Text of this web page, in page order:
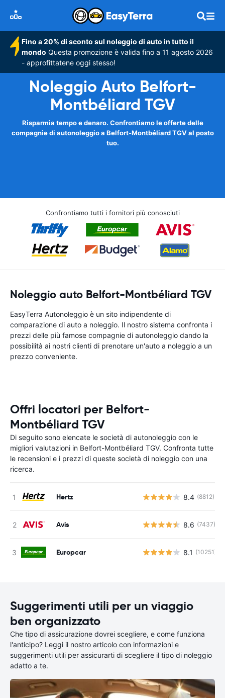
Fino a 20% di sconto sul noleggio di auto in tutto il
mondo Questa promozione è valida fino a 11 agosto 2026
- approfittatene oggi stesso!
Noleggio Auto Belfort-
Montbéliard TGV
Risparmia tempo e denaro. Confrontiamo le offerte delle
compagnie di autonoleggio a Belfort-Montbéliard TGV al posto
tuo.
Confrontiamo tutti i fornitori più conosciuti
Noleggio auto Belfort-Montbéliard TGV
EasyTerra Autonoleggio è un sito indipendente di
comparazione di auto a noleggio. Il nostro sistema confronta i
prezzi delle più famose compagnie di autonoleggio dando la
possibilità ai nostri clienti di prenotare un'auto a noleggio a un
prezzo conveniente.
Offri locatori per Belfort-
Montbéliard TGV
Di seguito sono elencate le società di autonoleggio con le
migliori valutazioni in Belfort-Montbéliard TGV. Confronta tutte
le recensioni e i prezzi di queste società di noleggio con una
ricerca.
Hertz 8.4 (8812)
Avis 8.6 (7437)
Europcar 8.1 (10251)
Suggerimenti utili per un viaggio
ben organizzato
Che tipo di assicurazione dovrei scegliere, e come funziona
l'anticipo? Leggi il nostro articolo con informazioni e
suggerimenti utili per assicurarti di scegliere il tipo di noleggio
adatto a te.